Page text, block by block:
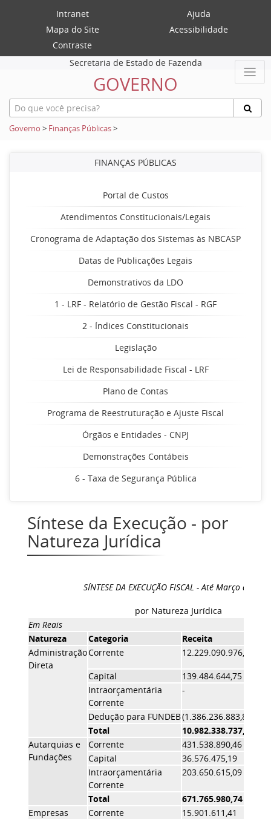
Intranet
Ajuda
Mapa do Site
Acessibilidade
Contraste
Secretaria de Estado de Fazenda
GOVERNO
Governo > Finanças Públicas>
FINANÇAS PÚBLICAS
Portal de Custos
Atendimentos Constitucionais/Legais
Cronograma de Adaptação dos Sistemas às NBCASP
Datas de Publicações Legais
Demonstrativos da LDO
1 - LRF - Relatório de Gestão Fiscal - RGF
2 - Índices Constitucionais
Legislação
Lei de Responsabilidade Fiscal - LRF
Plano de Contas
Programa de Reestruturação e Ajuste Fiscal
Órgãos e Entidades - CNPJ
Demonstrações Contábeis
6 - Taxa de Segurança Pública
Síntese da Execução - por
Natureza Jurídica
SÍNTESE DA EXECUÇÃO FISCAL - Até Março de
por Natureza Jurídica
Em Reais
Natureza
Categoria Receita
Administração
Direta
Corrente 12.229.090.976,35
Capital 139.484.644,75
Intraorçamentária
Corrente
-
Dedução para FUNDEB(1.386.236.883,86)
Total
10.982.338.737,24
Autarquias e
Fundações
Corrente 431.538.890,46
Capital
36.576.475,19
Intraorçamentária
Corrente
203.650.615,09
Total 671.765.980,74
Empresas
Corrente 15.901.611,41